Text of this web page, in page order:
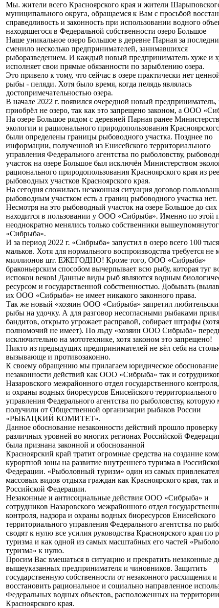
Мы. жители всего Красноярского края и жители
муниципального округа, обращаемся к Вам с просьбой
справедливость и законность при использовании водного
находящегося в Федеральной собственности озеро Большое
Наше уникальное озеро Большое в деревне Парная за
сменило несколько предпринимателей, занимавшихся
рыборазведением. И каждый новый предприниматель хуже и
исполняет свои прямые обязанности по зарыблению озера.
Это привело к тому, что сейчас в озере практически нет
рыбы - пеляди. Хотя было время, когда пелядь являлась
достопримечательностью озера.
В начале 2022 г. появился очередной новый
приобрёл не озеро, так как это запрещено законом, а ООО
На озере Большое рядом с деревней Парная ранее
экологии и рационального природопользования
были определены границы рыбоводного участка. Позднее по
информации, полученной из Енисейского территориального
управления Федерального агентства по рыболовству,
участок на озере Большое был исключён Министерством
рационального природопользования Красноярского края из
рыбоводных участков Красноярского края.
На сегодня сложилась незаконная ситуация договор
рыбоводным участком есть а границ рыбоводного участка нет.
Несмотря на это рыбоводный участок на озере Большое до сих
находится в пользовании у ООО «Сибрыба». Именно по этой
неоднократно менялись только собственники
«Сибрыба».
И за период 2022 г. «Сибрыба» запустил в озеро всего 100
мальков. Хотя для нормального воспроизводства требуется не
миллионов шт. ЕЖЕГОДНО! Кроме того, ООО «Сибрыба»
браконьерским способом вычерпывает всю рыбу, которая туг
испокон веков! Данные виды рыб являются водным
ресурсом и государственной собственностью. Добывать
их ООО «Сибрыба» не имеет никакого законного права.
Так же новый «хозяин ООО «Сибрыба» запретил
рыбы на удочку. А для разговор несогласными рыбаками
бандитов, открыто угрожает расправой, собирает штрафы
полномочий не имеет). По льду «хозяин ООО Сибрыба»
исключительно на мототехнике, хотя законом это запрещено!
Никто из предыдущих предпринимателей не вёл себя на
вызывающе и противозаконно.
К своему обращению мы прилагаем юридическое обоснование
незаконности действий как ООО «Сибрыба» так и
Назаровского межрайонного отдел государственного
и охраны водных биоресурсов Енисейского территориального
управления Федерального агентства по рыболовству, которую
получили от Общественной организации рыбаков России
«РЫБАЦКИЙ КОМИТЕТ».
Данное обоснование незаконности действий прошло
различных уровней во многих регионах Российской
была признана законной и обоснованной
Красноярский край тратит огромные средства на создание
курортной зоны на развитие внутреннего туризма в
Федерации. «Рыболовный туризм» один из самых
массовых видов отдыха граждан как Красноярского края, так
Российской Федерации.
Незаконные и антисоциальные действия ООО «Сибрыба» и
сотрудников Назаровского межрайонного отдел
контроля, надзора и охраны водных биоресурсов Енисейского
территориального управления Федерального агентства по
сводят к нулю все усилия руководства Красноярского края по
туризма и как одной из самых масштабных его частей
туризма» к нулю.
Просим Вас вмешаться в ситуацию и прекратить незаконные
вышеуказанных предпринимателя и чиновников. Защитить
государственную собственности от незаконного расхищения и
восстановить рациональное и социально направленное
Федеральных водных объектов, расположенных на территории
Красноярского края.